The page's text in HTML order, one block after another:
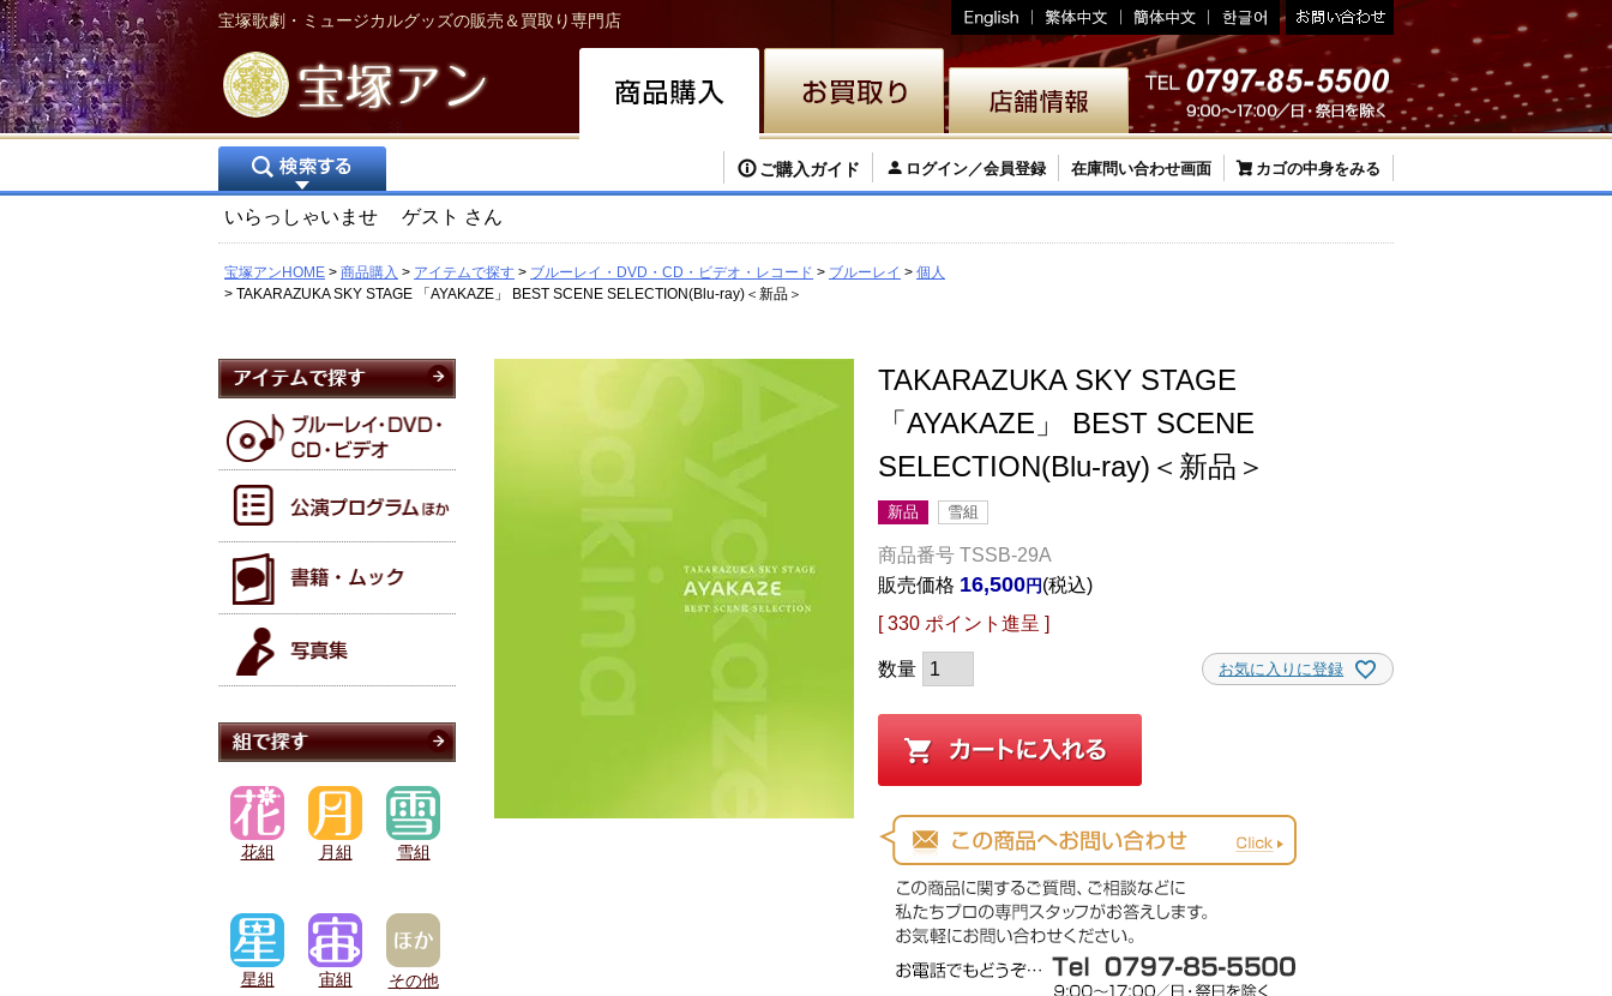
宝塚歌劇・ミュージカルグッズの販売＆買取り専門店
ご購入ガイド ログイン／会員登録 在庫問い合わせ画面 カゴの中身をみる
いらっしゃいませ ゲスト さん
宝塚アンHOME 商品購入 アイテムで探す ブルーレイ・DVD・CD・ビデオ・レコード ブルーレイ
個人
TAKARAZUKA SKY STAGE 「AYAKAZE」 BEST SCENE SELECTION(Blu-ray)＜新品＞
TAKARAZUKA SKY STAGE
「AYAKAZE」 BEST SCENE
SELECTION(Blu-ray)＜新品＞
新品 雪組
商品番号 TSSB-29A
販売価格 16,500
税込
[ 330 ポイント進呈 ]
お気に入りに登録
花組 月組 雪組
星組 宙組 その他